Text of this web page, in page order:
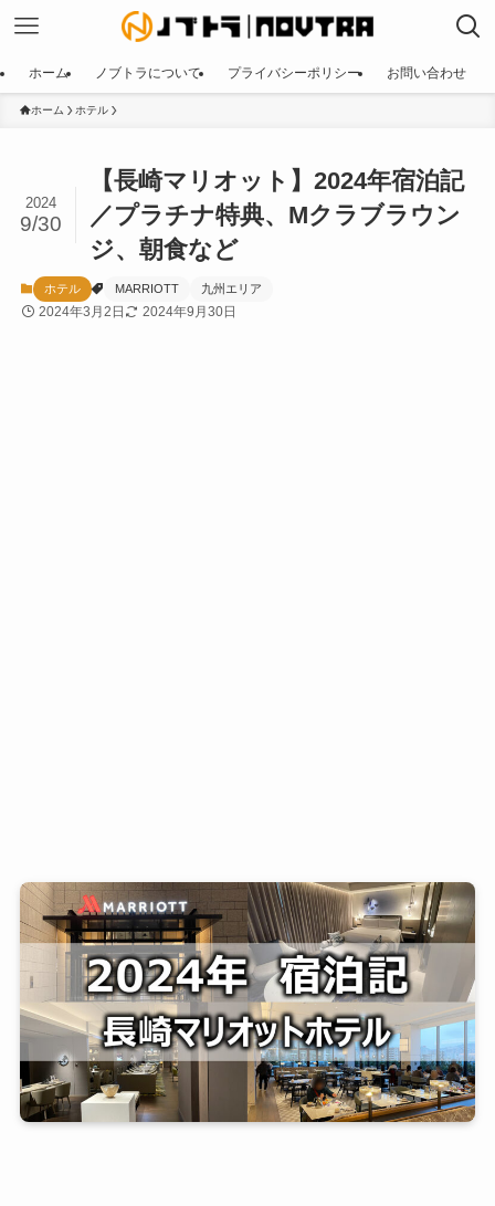
ホーム ノブトラについて プライバシーポリシー お問い合わせ
ホーム ホテル
【長崎マリオット】2024年宿泊記
／プラチナ特典、Mクラブラウン
ジ、朝食など
2024
9/30
ホテル MARRIOTT 九州エリア
2024年3月2日 2024年9月30日